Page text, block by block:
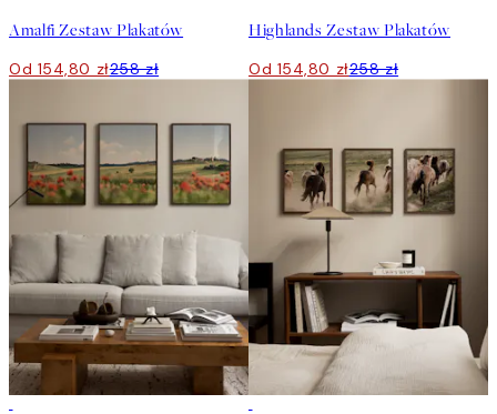
Amalfi Zestaw Plakatów
Od 154,80 zł258 zł
Highlands Zestaw Plakatów
Od 154,80 zł258 zł